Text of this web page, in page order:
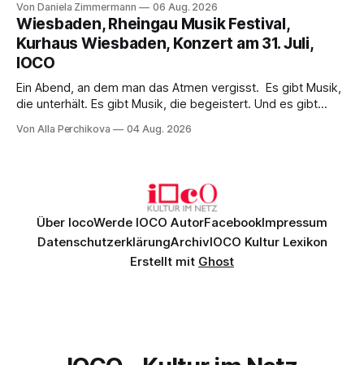
psychologische Tiefe mit starken Bildern, getragen von
einem spielfreudigen Ensemble und einer musikalisch
überzeugenden Gesamtleistung.
Von Daniela Zimmermann 06 Aug. 2026
Wiesbaden, Rheingau Musik Festival,
Kurhaus Wiesbaden, Konzert am 31. Juli,
IOCO
Ein Abend, an dem man das Atmen vergisst. Es gibt Musik,
die unterhält. Es gibt Musik, die begeistert. Und es gibt
Genau so war der Abend im Kurhaus Wiesbaden, an dem
Von Alla Perchikova 04 Aug. 2026
Über IocoWerde IOCO AutorFacebookImpressum
DatenschutzerklärungArchivIOCO Kultur Lexikon
Erstellt mit Ghost